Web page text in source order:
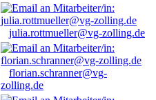
julia.rottmueller@vg-zolling.de
florian.schranner@vg-
zolling.de